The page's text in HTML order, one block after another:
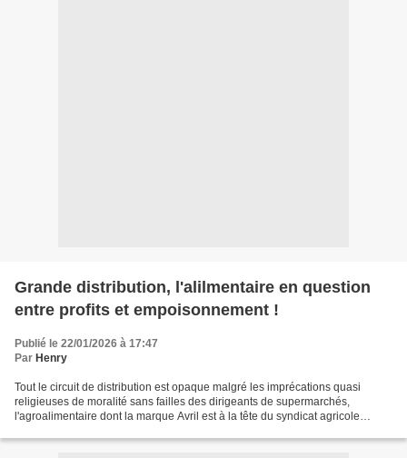
Grande distribution, l'alilmentaire en question
entre profits et empoisonnement !
Publié le 22/01/2026 à 17:47
Par Henry
Tout le circuit de distribution est opaque malgré les imprécations quasi
religieuses de moralité sans failles des dirigeants de supermarchés,
l'agroalimentaire dont la marque Avril est à la tête du syndicat agricole